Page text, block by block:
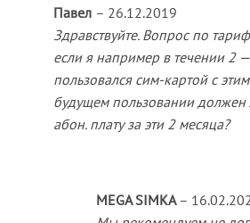
Оценка
4из 5
Павел – 26.12.2019
Здравствуйте. Вопрос по
если я например в течении 2
пользовался сим-картой с
будущем пользовании должен
абон. плату за эти 2 месяца?
MEGA SIMKA –